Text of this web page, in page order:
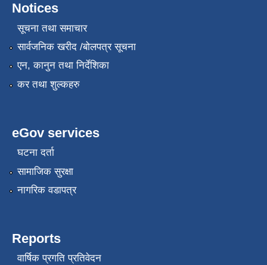
Notices
सूचना तथा समाचार
सार्वजनिक खरीद /बोलपत्र सूचना
एन, कानुन तथा निर्देशिका
कर तथा शुल्कहरु
eGov services
घटना दर्ता
सामाजिक सुरक्षा
नागरिक वडापत्र
Reports
वार्षिक प्रगति प्रतिवेदन